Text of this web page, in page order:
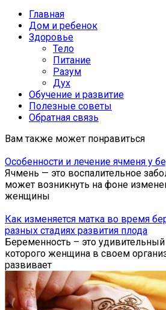
Главная
Дом и ребенок
Здоровье
Тело
Питание
Разум
Дух
Обучение и развитие
Полезные советы
Обратная связь
Вам также может понравиться
Особенности и лечение ячменя у
Ячмень — это воспалительное
может возникнуть на фоне
женщины
Как изменяется матка во время
разных стадиях развития плода
Беременность – это
которого женщина в своем
развивает